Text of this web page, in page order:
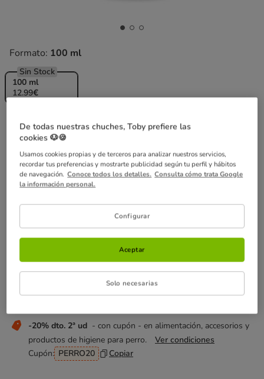
Formato: 100 ml
100 ml
Sin Stock
12.99€
¡No te pierdas estas ofertas!
-30% dto. 2ª ud - con cupón - en alimentación, accesorios y
productos de higiene para gato.
Ver condiciones
Copiar
-directo- con la compra de referencias de gato
por un valor superior a 39€ Ver condiciones
-20% dto. 2ª ud - con cupón - en alimentación, accesorios y
productos de higiene para perro.
Ver condiciones
Cupón: PERRO20 Copiar
Precio 12.99€
12.99€
Temporalmente sin stock
Descubre productos similares
De todas nuestras chuches, Toby prefiere las
cookies 🐶🍪
Usamos cookies propias y de terceros para analizar nuestros servicios,
recordar tus preferencias y mostrarte publicidad según tu perfil y hábitos
de navegación. Conoce todos los detalles. Consulta cómo trata Google
la información personal.
Configurar
Solo necesarias
Aceptar